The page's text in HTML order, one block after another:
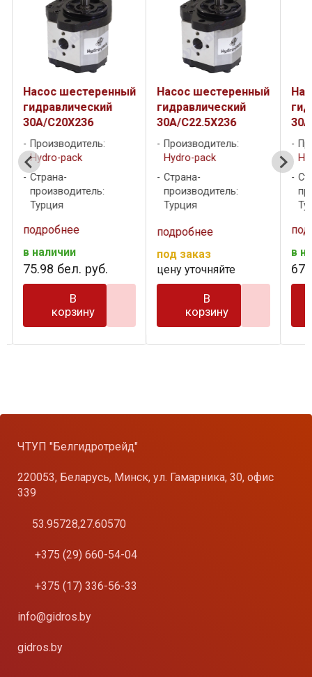
Насос шестеренный
гидравлический
30A/C20X236
Производитель:
Hydro-pack
Страна-
производитель:
Турция
подробнее
в наличии
75.98 бел. руб.
В
корзину
Насос шестеренный
гидравлический
30A/C22.5X236
Производитель:
Hydro-pack
Страна-
производитель:
Турция
подробнее
под заказ
цену уточняйте
В
корзину
в
670
ЧТУП "Белгидротрейд"
220053, Беларусь, Минск, ул. Гамарника, 30, офис
339
53.95728,27.60570
+375 (29) 660-54-04
+375 (17) 336-56-33
info@gidros.by
gidros.by